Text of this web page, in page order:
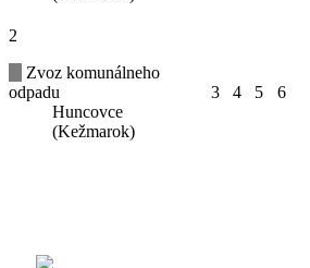
2
Zvoz komunálneho
odpadu
Huncovce
(Kežmarok)
3 4 5 6